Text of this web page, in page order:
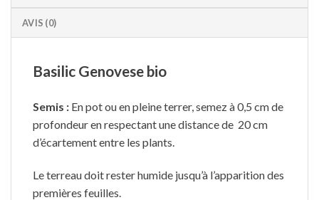
AVIS (0)
Basilic Genovese bio
Semis : En pot ou en pleine terrer, semez à 0,5 cm de
profondeur en respectant une distance de 20 cm
d’écartement entre les plants.
Le terreau doit rester humide jusqu’à l’apparition des
premières feuilles.